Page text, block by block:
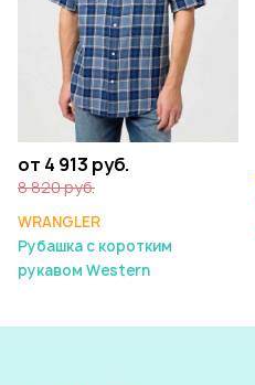
от 4 913 руб.
8 820 руб.
WRANGLER
Рубашка с коротким
рукавом Western